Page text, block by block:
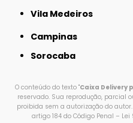
Vila Medeiros
Campinas
Sorocaba
O conteúdo do texto "Caixa Delivery
reservado. Sua reprodução, parcial
proibida sem a autorização do
artigo 184 do Código Penal – Lei